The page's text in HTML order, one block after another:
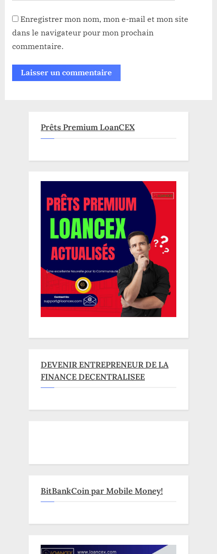
Enregistrer mon nom, mon e-mail et mon site
dans le navigateur pour mon prochain
commentaire.
Prêts Premium LoanCEX
DEVENIR ENTREPRENEUR DE LA
FINANCE DECENTRALISEE
BitBankCoin par Mobile Money!